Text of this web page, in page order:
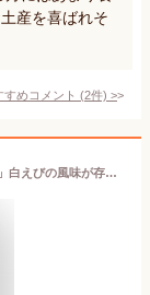
産を喜ばれそ
めコメント (2件) >
富山土産、ギフトに最適「白えびかき餅 14袋入」白えびの風味が存分に楽しめる御菓蔵（おかくら）の人気商品です。